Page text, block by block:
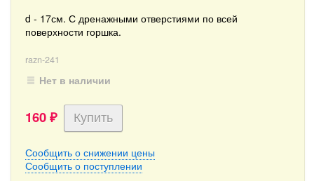
d - 17см. С дренажными отверстиями по всей
поверхности горшка.
razn-241
Нет в наличии
160 ₽
Сообщить о снижении цены
Сообщить о поступлении